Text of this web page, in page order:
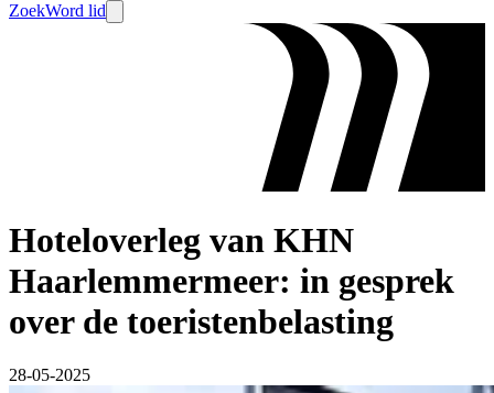
ZoekWord lid
Hoteloverleg van KHN
Haarlemmermeer: in gesprek
over de toeristenbelasting
28-05-2025